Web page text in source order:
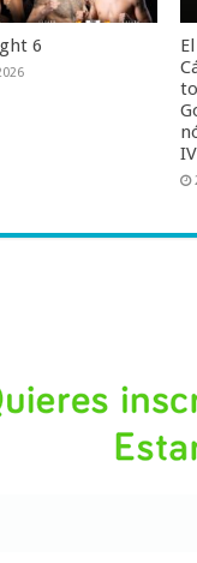
6